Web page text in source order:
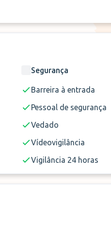
Segurança
Barreira à entrada
Pessoal de segurança
Vedado
Vídeovigilância
Vigilância 24 horas